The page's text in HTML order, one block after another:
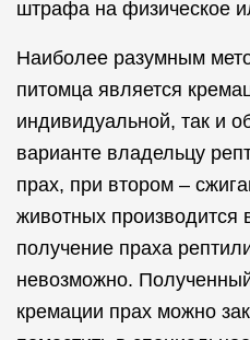
штрафа на физическое
Наиболее разумным
питомца является
индивидуальной, так и
варианте владельцу
прах, при втором –
животных производится
получение праха
невозможно.
кремации прах можно